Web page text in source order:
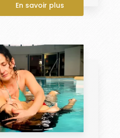
En savoir plus